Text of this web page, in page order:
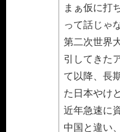
まぁ仮に打
って話じゃ
第二次世界
引してきた
て以降、長
た日本やけ
近年急速に
中国と違い